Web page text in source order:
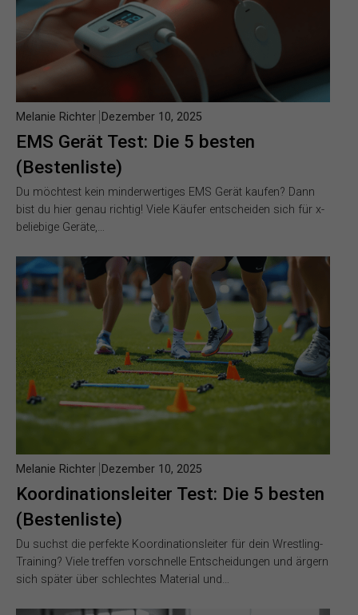
EMS Gerät Test: Die 5 besten
(Bestenliste)
Melanie Richter Dezember 10, 2025
Du möchtest kein minderwertiges EMS Gerät kaufen? Dann
bist du hier genau richtig! Viele Käufer entscheiden sich für x-
beliebige Geräte,…
Koordinationsleiter Test: Die 5 besten
(Bestenliste)
Melanie Richter Dezember 10, 2025
Du suchst die perfekte Koordinationsleiter für dein Wrestling-
Training? Viele treffen vorschnelle Entscheidungen und ärgern
sich später über schlechtes Material und…